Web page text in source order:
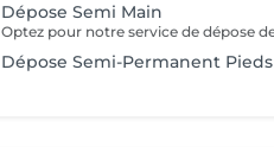
Dépose Semi Main
Dépose Semi-Permanent Pieds